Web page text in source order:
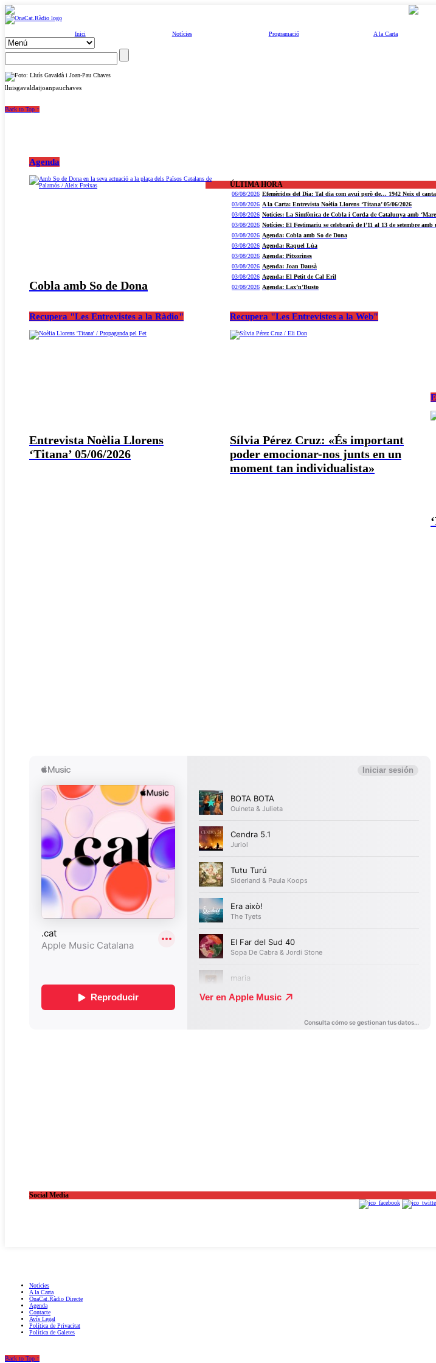
Inici Notícies Programació A la Carta
lluisgavaldaijoanpauchaves
Back to Top ↑
Agenda
Cobla amb So de Dona
ÚLTIMA HORA
06/08/2026 Efemèrides del Dia: Tal dia com avui però de… 1942 Neix el
03/08/2026 A la Carta: Entrevista Noèlia Llorens ‘Titana’ 05/06/2026
03/08/2026 Notícies: La Simfònica de Cobla i Corda de Catalunya amb
03/08/2026 Notícies: El Festimariu se celebrarà de l’11 al 13 de setembre
03/08/2026 Agenda: Cobla amb So de Dona
03/08/2026 Agenda: Raquel Lúa
03/08/2026 Agenda: Pitxorines
03/08/2026 Agenda: Joan Dausà
03/08/2026 Agenda: El Petit de Cal Eril
02/08/2026 Agenda: Lax’n’Busto
Recupera "Les Entrevistes a la Ràdio"
Entrevista Noèlia Llorens
‘Titana’ 05/06/2026
Recupera "Les Entrevistes a la Web"
Sílvia Pérez Cruz: «És important
poder emocionar-nos junts en un
moment tan individualista»
Social Media
Notícies
A la Carta
OnaCat.Ràdio Directe
Agenda
Contacte
Avís Legal
Política de Privacitat
Política de Galetes
Back to Top ↑